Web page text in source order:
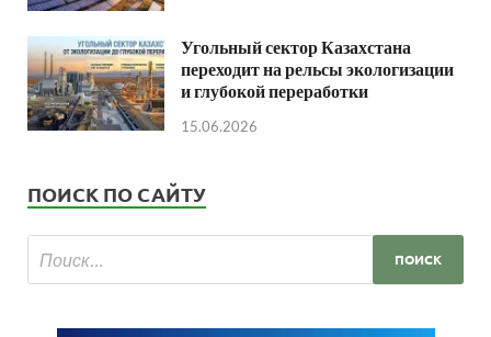
Угольный сектор Казахстана
переходит на рельсы экологизации
и глубокой переработки
15.06.2026
ПОИСК ПО САЙТУ